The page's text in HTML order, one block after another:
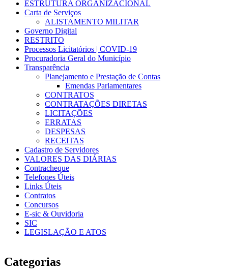
ESTRUTURA ORGANIZACIONAL
Carta de Serviços
ALISTAMENTO MILITAR
Governo Digital
RESTRITO
Processos Licitatórios | COVID-19
Procuradoria Geral do Município
Transparência
Planejamento e Prestação de Contas
Emendas Parlamentares
CONTRATOS
CONTRATAÇÕES DIRETAS
LICITAÇÕES
ERRATAS
DESPESAS
RECEITAS
Cadastro de Servidores
VALORES DAS DIÁRIAS
Contracheque
Telefones Úteis
Links Úteis
Contratos
Concursos
E-sic & Ouvidoria
SIC
LEGISLAÇÃO E ATOS
Categorias